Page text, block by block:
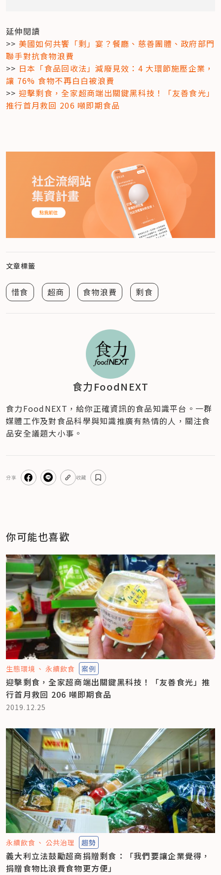
延伸閱讀
>> 美國如何共饗「剩」宴？餐廳、慈善團體、政府部門
聯手對抗食物浪費
>> 日本「食品回收法」減廢見效：4 大環節施壓企業，
讓 76% 食物不再白白被浪費
>> 迎擊剩食，全家超商端出關鍵黑科技！「友善食光」
推行首月救回 206 噸即期食品
文章標籤
惜食 超商 食物浪費 剩食
食力FoodNEXT
食力FoodNEXT，給你正確資訊的食品知識平台。一群
媒體工作及對食品科學與知識推廣有熱情的人，關注食
品安全議題大小事。
分享 收藏
你可能也喜歡
生態環境 永續飲食 案例
迎擊剩食，全家超商端出關鍵黑科技！「友善食光」推
行首月救回 206 噸即期食品
2019.12.25
永續飲食 公共治理 趨勢
義大利立法鼓勵超商捐贈剩食：「我們要讓企業覺得，
捐贈食物比浪費食物更方便」